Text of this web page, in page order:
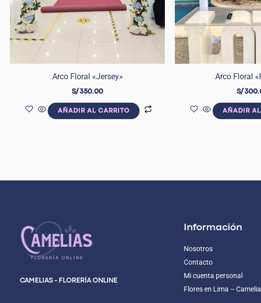
Arco Floral «Jersey»
S/350.00
AÑADIR AL CARRITO
Arco Floral
S/
AÑADIR
CAMELIAS - FLORERÍA ONLINE
Información
Nosotros
Contacto
Mi cuenta personal
Flores en Lima –